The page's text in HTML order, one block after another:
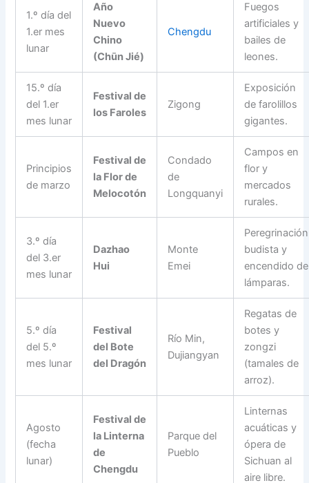
1.º día del
1.er mes
lunar
Año
Nuevo
Chino
(Chūn Jié)
Chengdu
Fuegos
artificiales y
bailes de
leones.
15.º día
del 1.er
mes lunar
Festival de
los Faroles
Zigong
Exposición
de farolillos
gigantes.
Principios
de marzo
Festival de
la Flor de
Melocotón
Condado
de
Longquanyi
Campos en
flor y
mercados
rurales.
3.º día
del 3.er
mes lunar
Dazhao
Hui
Monte
Emei
Peregrinación
budista y
encendido de
lámparas.
5.º día
del 5.º
mes lunar
Festival
del Bote
del Dragón
Río Min,
Dujiangyan
Regatas de
botes y
zongzi
(tamales de
arroz).
Agosto
(fecha
lunar)
Festival de
la Linterna
de
Chengdu
Parque del
Pueblo
Linternas
acuáticas y
ópera de
Sichuan al
aire libre.